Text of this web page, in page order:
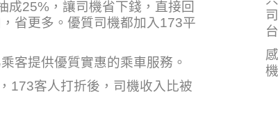
成25%，讓司機省下錢，直接回
省更多。優質司機都加入173平
客提供優質實惠的乘車服務。
173客人打折後，司機收入比被